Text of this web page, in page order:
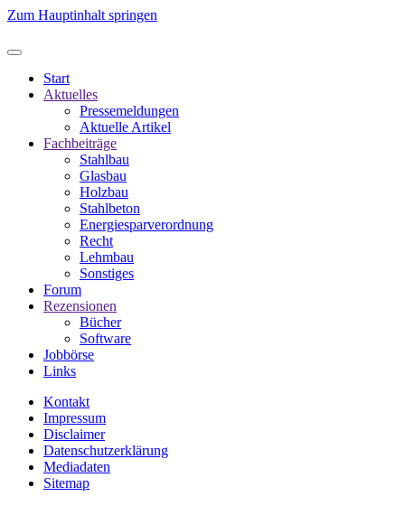
Zum Hauptinhalt springen
Start
Aktuelles
Pressemeldungen
Aktuelle Artikel
Fachbeiträge
Stahlbau
Glasbau
Holzbau
Stahlbeton
Energiesparverordnung
Recht
Lehmbau
Sonstiges
Forum
Rezensionen
Bücher
Software
Jobbörse
Links
Kontakt
Impressum
Disclaimer
Datenschutzerklärung
Mediadaten
Sitemap